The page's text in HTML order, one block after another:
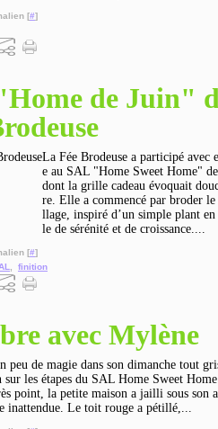
[#]
de Juin"
La Fée Brodeuse a participé avec
e au SAL "Home Sweet Home"
dont la grille cadeau évoquait
re. Elle a commencé par broder
llage, inspiré d’un simple plant
le de sérénité et de croissance....
[#]
finition
avec Mylène
peu de magie dans son dimanche tout
sur les étapes du SAL Home Sweet
point, la petite maison a jailli sous son
inattendue. Le toit rouge a pétillé,...